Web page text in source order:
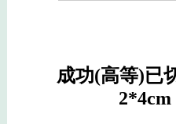
成功(高等)已
2*4cm